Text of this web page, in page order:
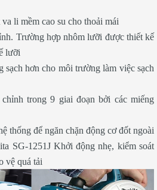
li mềm cao su cho thoải mái
Trường hợp nhôm lưỡi được thiết kế
lưỡi
sạch hơn cho môi trường làm việc sạch
trong 9 giai đoạn bởi các miếng
thống để ngăn chặn động cơ đốt ngoài
SG-1251J Khởi động nhẹ, kiểm soát
vệ quá tải